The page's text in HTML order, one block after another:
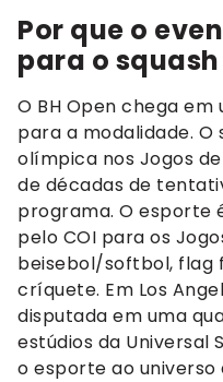
Por que o
para o
O BH Open chega
para a modalidade. O
olímpica nos Jogos
de décadas de
programa. O esporte
pelo COI para os
beisebol/softbol, flag
críquete. Em Los
disputada em uma
estúdios da Universal
o esporte ao universo